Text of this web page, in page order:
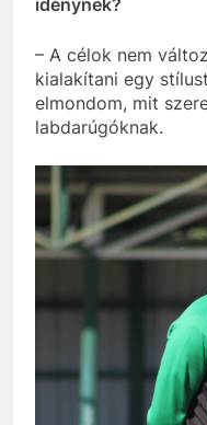
– A célok nem
kialakítani egy
elmondom, mit
labdarúgóknak.